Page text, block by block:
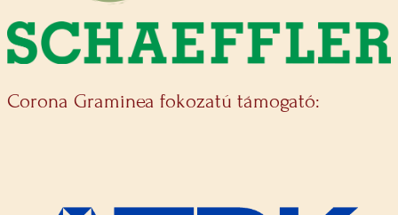
Corona Graminea fokozatú támogató: